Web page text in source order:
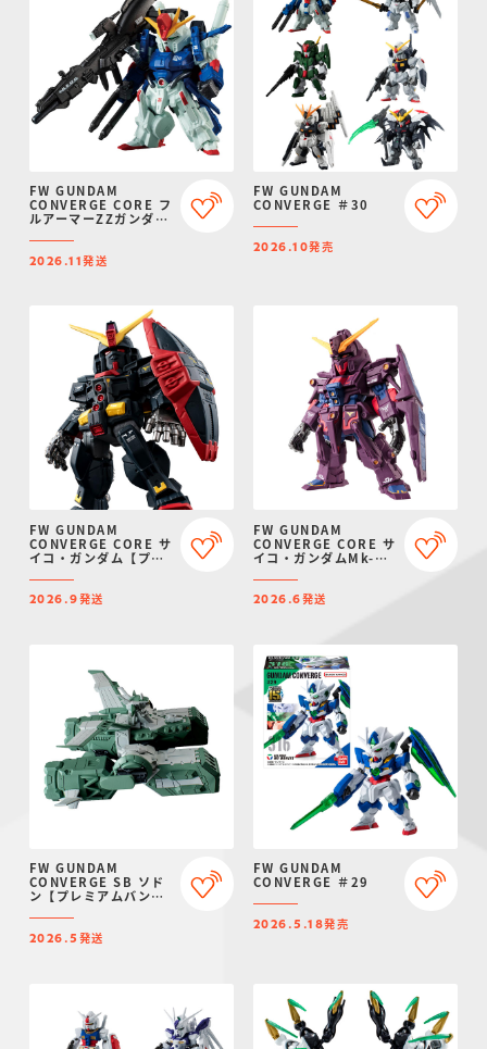
FW GUNDAM
CONVERGE CORE フ
ルアーマーZZガンダム
限定】
2026.11発送
FW GUNDAM
CONVERGE ＃30
2026.10発売
FW GUNDAM
CONVERGE CORE サ
イコ・ガンダム【プレ
2026.9発送
FW GUNDAM
CONVERGE CORE サ
イコ・ガンダムMk-
イ限定】
2026.6発送
FW GUNDAM
CONVERGE SB ソド
ン【プレミアムバンダ
2026.5 発送
FW GUNDAM
CONVERGE ＃29
2026.5.18発売